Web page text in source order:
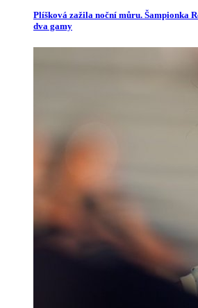
Plíšková zažila noční můru. Šampionka
dva gamy